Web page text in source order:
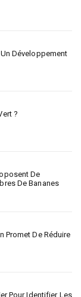
Développement
?
De
De Bananes
Promet De Réduire
Pour Identifier Les